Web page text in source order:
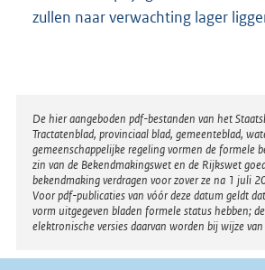
zullen naar verwachting lager
Disclaimer
De hier aangeboden pdf-bestanden van het
Tractatenblad, provinciaal blad, gemeenteblad,
gemeenschappelijke regeling vormen de formele
zin van de Bekendmakingswet en de Rijkswet
bekendmaking verdragen voor zover ze na 1 juli
Voor pdf-publicaties van vóór deze datum geldt
vorm uitgegeven bladen formele status hebben;
elektronische versies daarvan worden bij wijze